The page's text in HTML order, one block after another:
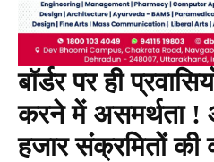
बॉर्डर पर ही
करने में असमर्थता !
हजार संक्रमितों की